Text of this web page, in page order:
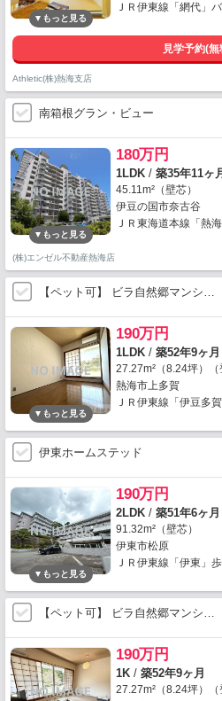
ＪＲ伊東線「網代」
見学予約(無
Athletic(株)熱海支店
南箱根グラン・ビュー
180万円
1LDK / 築35年11ヶ
45.11m²（壁芯）
伊豆の国市奈古谷
ＪＲ東海道本線「熱
(株)エンゼル不動産熱海店
【ペット可】 ビラ自然郷マンシ…
190万円
1LDK / 築52年9ヶ月
27.27m²（8.24坪）（
熱海市上多賀
ＪＲ伊東線「伊豆多
伊東ホームステッド
190万円
2LDK / 築51年6ヶ月
91.32m²（壁芯）
伊東市松原
ＪＲ伊東線「伊東」
【ペット可】 ビラ自然郷マンシ…
190万円
1K / 築52年9ヶ月
27.27m²（8.24坪）（